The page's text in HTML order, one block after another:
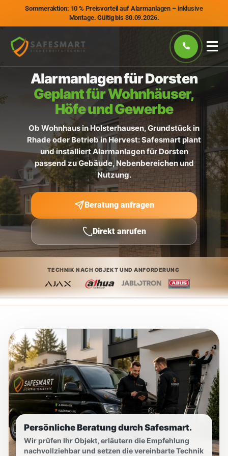
Sommeraktion: 10 % Preisvorteil auf Alarmanlagen – inklusive
Montage. Gültig bis 30.09.2026.
Alarmanlagen für Dorsten
Geplant für Wohnhäuser,
Höfe und Gewerbe
Ob Wohnhaus in Holsterhausen, Grundstück in
Rhade oder Betrieb in Hervest: Safesmart plant
und installiert Alarmanlagen für Dorsten
passend zu Gebäude, Nebenbereichen und
Nutzung.
Beratung anfragen
Direkt anrufen
TECHNIK NACH OBJEKT UND ANFORDERUNG
Persönliche Beratung durch Safesmart.
Wir prüfen Ihr Objekt, erläutern die Empfehlung
nachvollziehbar und setzen die vereinbarte Technik